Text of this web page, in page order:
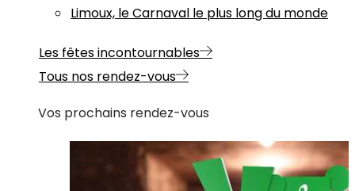
Limoux, le Carnaval le plus long du monde
Les fêtes incontournables
Tous nos rendez-vous
Vos prochains rendez-vous